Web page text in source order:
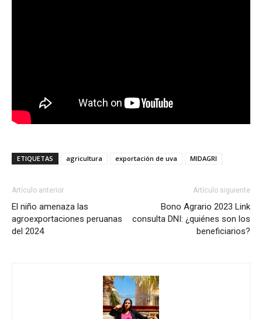
ETIQUETAS agricultura exportación de uva MIDAGRI
Artículo anterior
El niño amenaza las
agroexportaciones peruanas
del 2024
Artículo siguiente
Bono Agrario 2023 Link
consulta DNI: ¿quiénes son los
beneficiarios?